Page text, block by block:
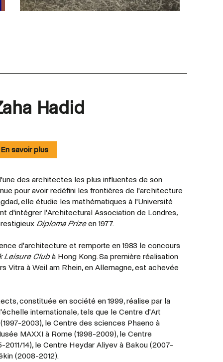
Hadid
En savoir plus
des architectes les plus influentes de son
pour avoir redéfini les frontières de l'architecture
elle étudie les mathématiques à l'Université
d'intégrer l'Architectural Association de Londres,
Diploma Prizeen 1977.
d'architecture et remporte en 1983 le concours
Leisure Clubà Hong Kong. Sa première réalisation
Vitra à Weil am Rhein, en Allemagne, est achevée
constituée en société en 1999, réalise par la
internationale, tels que le Centre d'Art
2003), le Centre des sciences Phaeno à
MAXXI à Rome (1998-2009), le Centre
14), le Centre Heydar Aliyev à Bakou (2007-
(2008-2012).